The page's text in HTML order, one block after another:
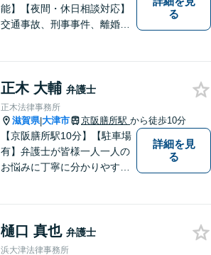
能】【夜間・休日相談対応】
交通事故、刑事事件、離婚・
る
正木 大輔 弁護士
正木法律事務所
滋賀県|大津市 京阪膳所駅 から徒歩10分
【京阪膳所駅10分】【駐車場
有】弁護士が皆様一人一人の
お悩みに丁寧に分かりやすく
進できることがございます。
どうぞ当事務所にご相談くだ
詳細を見
る
樋口 真也 弁護士
浜大津法律事務所